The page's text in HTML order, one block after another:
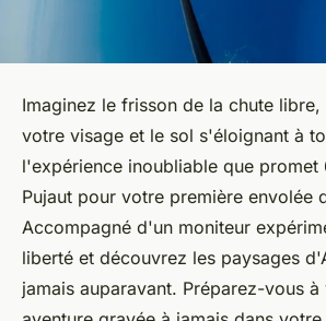
Imaginez le frisson de la chute
votre visage et le sol s'éloignant à
l'expérience inoubliable que promet
Pujaut pour votre première envolée
Accompagné d'un moniteur
liberté et découvrez les paysages
jamais auparavant. Préparez-vous à